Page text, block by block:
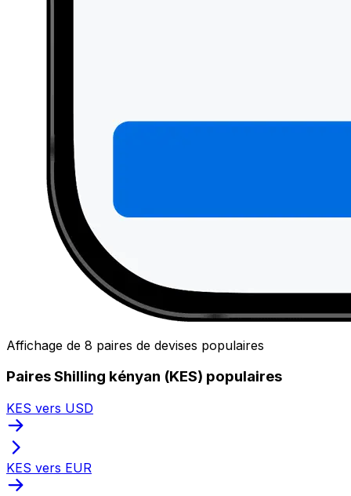
Affichage de 8 paires de devises populaires
Paires Shilling kényan (KES) populaires
KES vers USD
KES vers EUR